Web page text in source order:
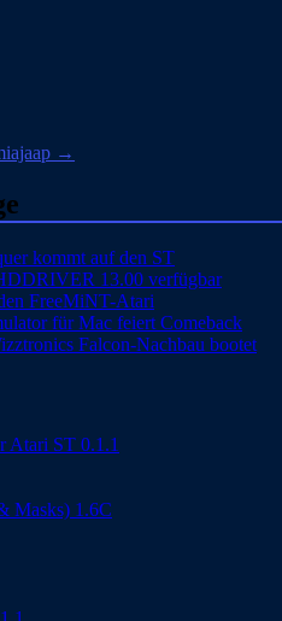
→
kommt auf den ST
13.00 verfügbar
FreeMiNT-Atari
für Mac feiert Comeback
Falcon-Nachbau bootet
Atari ST 0.1.1
Masks) 1.6C